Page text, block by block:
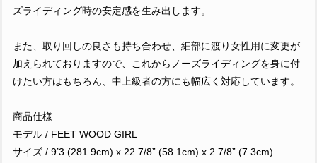
ズライディング時の安定感を生み出します。
また、取り回しの良さも持ち合わせ、細部に渡り女性用に変更が
加えられておりますので、これからノーズライディングを身に付
けたい方はもちろん、中上級者の方にも幅広く対応しています。
商品仕様
モデル / FEET WOOD GIRL
サイズ / 9’3 (281.9cm) x 22 7/8” (58.1cm) x 2 7/8” (7.3cm)